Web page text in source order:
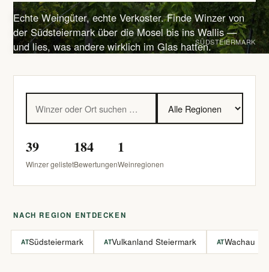
Echte Weingüter, echte Verkoster. Finde Winzer von
der Südsteiermark über die Mosel bis ins Wallis —
und lies, was andere wirklich im Glas hatten.SÜDSTEIERMARK
39
Winzer gelistet
184
Bewertungen
1
Weinregionen
NACH REGION ENTDECKEN
ATSüdsteiermark ATVulkanland Steiermark ATWachau